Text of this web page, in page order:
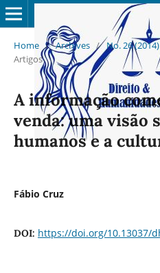
Home / Archives / No. 26
Artigos
A informação
venda: uma visão
humanos e a
Fábio Cruz
DOI: https://doi.org/10.13037/